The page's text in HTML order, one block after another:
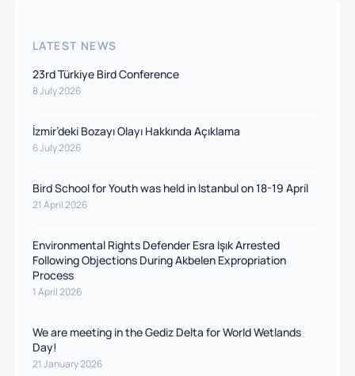
LATEST NEWS
23rd Türkiye Bird Conference
8 July 2026
İzmir’deki Bozayı Olayı Hakkında Açıklama
6 July 2026
Bird School for Youth was held in Istanbul on 18-19 April
21 April 2026
Environmental Rights Defender Esra Işık Arrested
Following Objections During Akbelen Expropriation
Process
1 April 2026
We are meeting in the Gediz Delta for World Wetlands
Day!
21 January 2026